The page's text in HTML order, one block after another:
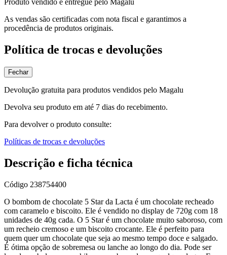
Produto vendido e entregue pelo Magalu
As vendas são certificadas com nota fiscal e garantimos a
procedência de produtos originais.
Política de trocas e devoluções
Fechar
Devolução gratuita para produtos vendidos pelo Magalu
Devolva seu produto em até 7 dias do recebimento.
Para devolver o produto consulte:
Políticas de trocas e devoluções
Descrição e ficha técnica
Código 238754400
O bombom de chocolate 5 Star da Lacta é um chocolate recheado
com caramelo e biscoito. Ele é vendido no display de 720g com 18
unidades de 40g cada. O 5 Star é um chocolate muito saboroso, com
um recheio cremoso e um biscoito crocante. Ele é perfeito para
quem quer um chocolate que seja ao mesmo tempo doce e salgado.
É ótima opção de sobremesa ou lanche ao longo do dia. Pode ser